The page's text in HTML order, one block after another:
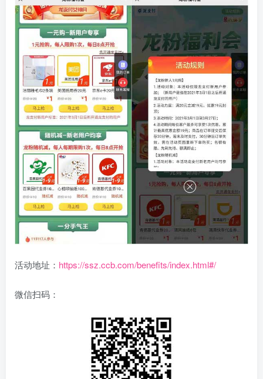
活动地址： https://ssz.ccb.com/benefits/index.html#/
微信扫码：